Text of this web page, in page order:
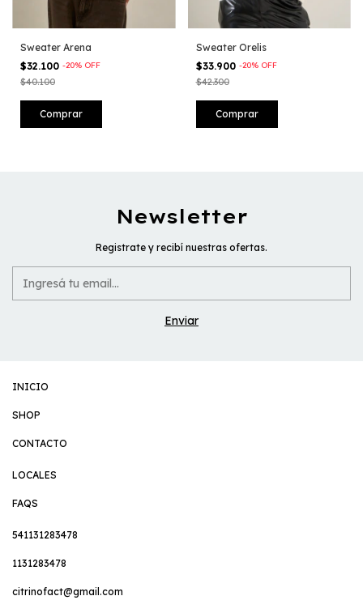
Sweater Arena
$32.100 -20% OFF
$40.100
Comprar
Sweater Orelis
$33.900 -20% OFF
$42.300
Comprar
Newsletter
Registrate y recibí nuestras ofertas.
INICIO
SHOP
CONTACTO
LOCALES
FAQS
541131283478
1131283478
citrinofact@gmail.com